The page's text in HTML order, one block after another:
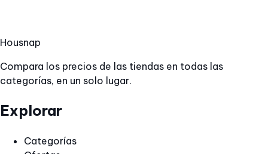
Housnap
Compara los precios de las tiendas en todas las
categorías, en un solo lugar.
Explorar
Categorías